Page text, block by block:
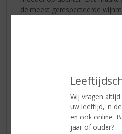
Wij vragen altijd
uw leeftijd, in
en ook online.
jaar of ouder?
de meest gerespecteerde
Tip 3 – Proost op de liefde!
Liefde heeft voor ieder weer
maakt liefde zo mooi. Welke
het met u mee. Proost op de